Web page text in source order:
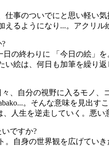
事のついでにと思い軽い
るようになり...。アクリル
の終わりに 「今日の絵」
い絵は、何日も加筆を繰り
、自分の視野に入るモノ
。そんな意味を見出
人生を逆走していく。悪
ですか?
自身の世界観を広げていき